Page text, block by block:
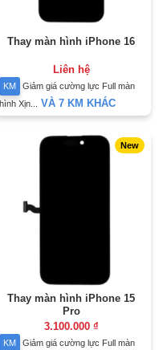
Thay màn hình iPhone 16
Liên hệ
KM
Giảm giá cường lực Full màn
hình Xịn...
VÀ 7 KM KHÁC
New
Thay màn hình iPhone 15
Pro
3.100.000 ₫
KM Giảm giá cường lực Full màn